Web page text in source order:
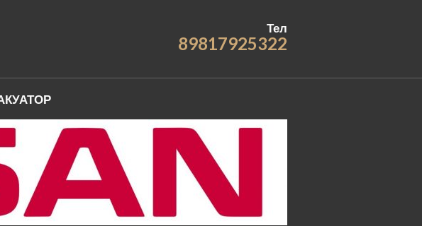
Тел
89817925322